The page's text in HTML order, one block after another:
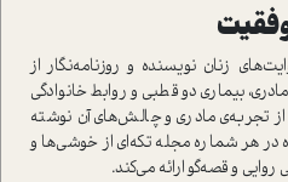
زنان نويسنده و روزنامه‌نگار از
بيماري دو قطبي و روابط خانوادگي
از تجربه‌ي مادري و چالش‌هاي آن نوشته
در هر شماره مجله تکه‌اي از خوشي‌ها و
و قصه‌گو ارائه مي‌کند.